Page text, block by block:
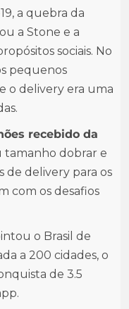
a quebra da
a Stone e a
sociais. No
pequenos
o delivery era uma
recebido da
tamanho dobrar e
de delivery para os
com os desafios
o Brasil de
a 200 cidades, o
de 3.5